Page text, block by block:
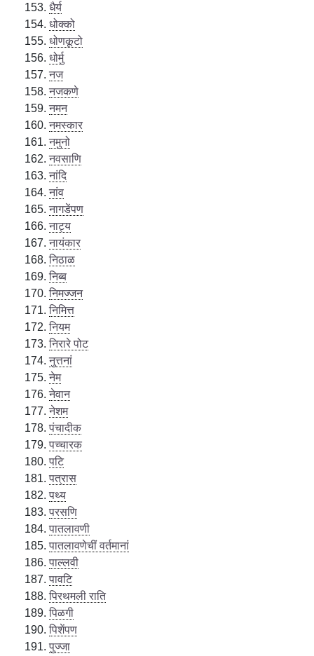
धैर्य
धोक्को
धोणकूटो
धोर्मु
नज
नजकणे
नमन
नमस्कार
नमुनो
नवसाणि
नांदि
नांव
नागडेंपण
नाट्य
नायंकार
निठाळ
निब्ब
निमज्जन
निमित्त
नियम
निरारे पोट
नुत्तनां
नेम
नेवान
नेशम
पंचादीक
पच्चारक
पटि
पत्रास
पथ्य
परसणि
पातलावणी
पातलावणेचीं वर्तमानां
पाल्लवी
पावटि
पिरथमली राति
पिळगी
पिशेंपण
पुज्जा